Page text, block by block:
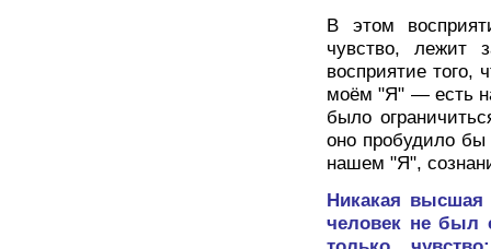
В этом
чувство, лежит
восприятие
моём "Я" — есть
было
оно пробудило бы
нашем "Я",
Никакая
человек не был